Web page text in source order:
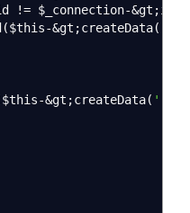
!= $_connection-&gt ;id
($this-&gt ;createData(
$this-&gt ;createData(